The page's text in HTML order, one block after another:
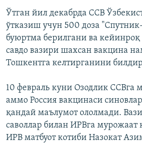
Ўтган йил декабрда ССВ
ўтказиш учун 500 доза
буюртма берилгани ва кейинроқ
савдо вазири шахсан вакцина
Тошкентга келтирганини
10 февраль куни Озодлик ССВга
аммо Россия вакцинаси
қандай маълумот ололмади.
саволлар билан ИРВга
ИРВ матбуот котиби Назокат